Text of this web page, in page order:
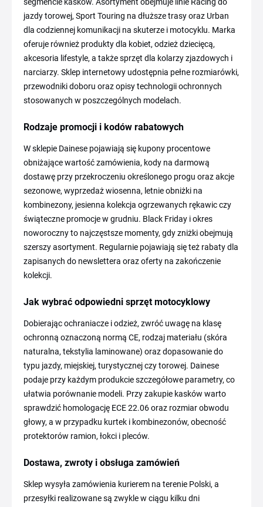
jazdy torowej, Sport Touring na dłuższe trasy oraz Urban
dla codziennej komunikacji na skuterze i motocyklu. Marka
oferuje również produkty dla kobiet, odzież dziecięcą,
akcesoria lifestyle, a także sprzęt dla kolarzy zjazdowych i
narciarzy. Sklep internetowy udostępnia pełne rozmiarówki,
przewodniki doboru oraz opisy technologii ochronnych
stosowanych w poszczególnych modelach.
Rodzaje promocji i kodów rabatowych
W sklepie Dainese pojawiają się kupony procentowe
obniżające wartość zamówienia, kody na darmową
dostawę przy przekroczeniu określonego progu oraz akcje
sezonowe, wyprzedaż wiosenna, letnie obniżki na
kombinezony, jesienna kolekcja ogrzewanych rękawic czy
świąteczne promocje w grudniu. Black Friday i okres
noworoczny to najczęstsze momenty, gdy zniżki obejmują
szerszy asortyment. Regularnie pojawiają się też rabaty dla
zapisanych do newslettera oraz oferty na zakończenie
kolekcji.
Jak wybrać odpowiedni sprzęt motocyklowy
Dobierając ochraniacze i odzież, zwróć uwagę na klasę
ochronną oznaczoną normą CE, rodzaj materiału (skóra
naturalna, tekstylia laminowane) oraz dopasowanie do
typu jazdy, miejskiej, turystycznej czy torowej. Dainese
podaje przy każdym produkcie szczegółowe parametry, co
ułatwia porównanie modeli. Przy zakupie kasków warto
sprawdzić homologację ECE 22.06 oraz rozmiar obwodu
głowy, a w przypadku kurtek i kombinezonów, obecność
protektorów ramion, łokci i pleców.
Dostawa, zwroty i obsługa zamówień
Sklep wysyła zamówienia kurierem na terenie Polski, a
przesyłki realizowane są zwykle w ciągu kilku dni